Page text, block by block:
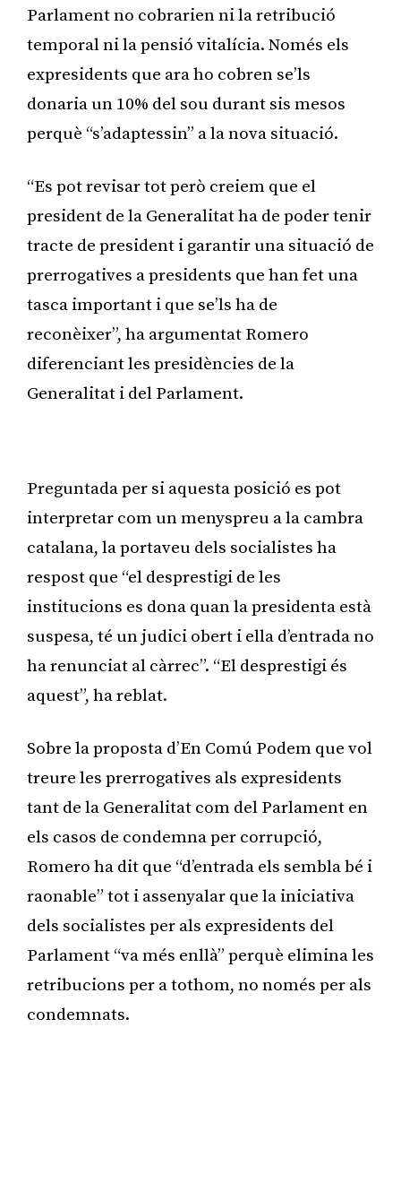
Parlament no cobrarien ni la retribució
temporal ni la pensió vitalícia. Només els
expresidents que ara ho cobren se’ls
donaria un 10% del sou durant sis mesos
perquè “s’adaptessin” a la nova situació.
“Es pot revisar tot però creiem que el
president de la Generalitat ha de poder tenir
tracte de president i garantir una situació de
prerrogatives a presidents que han fet una
tasca important i que se’ls ha de
reconèixer”, ha argumentat Romero
diferenciant les presidències de la
Generalitat i del Parlament.
Preguntada per si aquesta posició es pot
interpretar com un menyspreu a la cambra
catalana, la portaveu dels socialistes ha
respost que “el desprestigi de les
institucions es dona quan la presidenta està
suspesa, té un judici obert i ella d’entrada no
ha renunciat al càrrec”. “El desprestigi és
aquest”, ha reblat.
Sobre la proposta d’En Comú Podem que vol
treure les prerrogatives als expresidents
tant de la Generalitat com del Parlament en
els casos de condemna per corrupció,
Romero ha dit que “d’entrada els sembla bé i
raonable” tot i assenyalar que la iniciativa
dels socialistes per als expresidents del
Parlament “va més enllà” perquè elimina les
retribucions per a tothom, no només per als
condemnats.